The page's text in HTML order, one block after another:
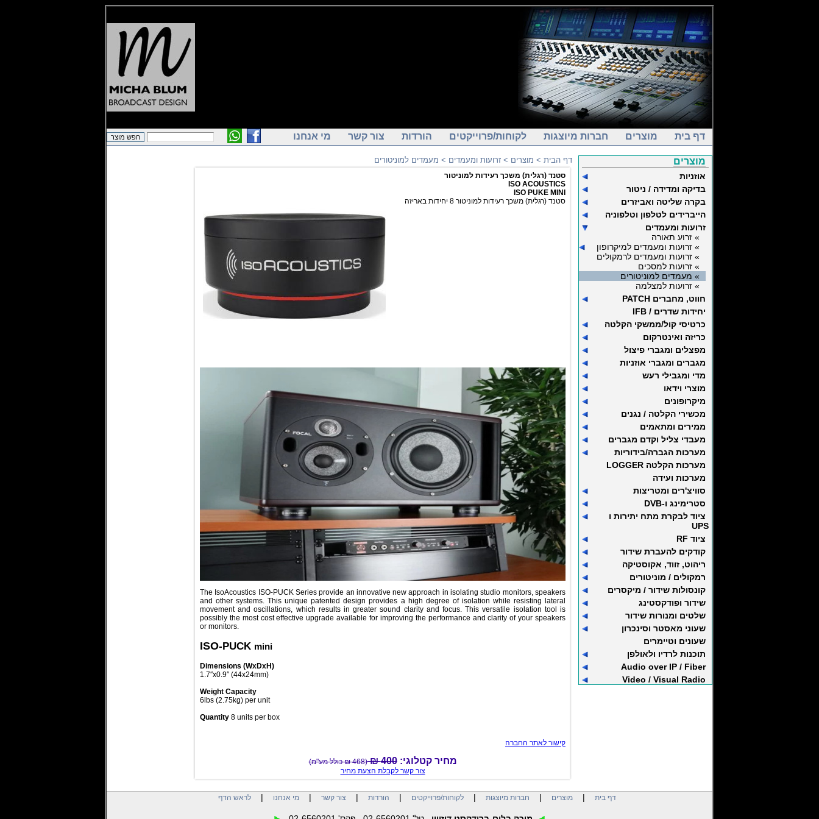
דף בית מוצרים חברות מיוצגות לקוחות/פרוייקטים הורדות צור קשר מי אנחנו
מוצרים
אוזניות
בדיקה ומדידה / ניטור
בקרה שליטה ואביזרים
הייברידים לטלפון וטלפוניה
זרועות ומעמדים
» זרוע תאורה
» זרועות ומעמדים למיקרופון
» זרועות ומעמדים לרמקולים
» זרועות למסכים
» מעמדים למוניטורים
» זרועות למצלמה
חווט, מחברים PATCH
יחידות שדרים / IFB
כרטיסי קול/ממשקי הקלטה
כריזה ואינטרקום
מפצלים ומגברי פיצול
מגברים ומגברי אוזניות
מדי ומגבילי רעש
מוצרי וידאו
מיקרופונים
מכשירי הקלטה / נגנים
ממירים ומתאמים
מעבדי צליל וקדם מגברים
מערכות הגברה/בידוריות
מערכות הקלטה LOGGER
מערכות ועידה
סוויצ'רים ומטריצות
סטרימינג ו-DVB
ציוד לבקרת מתח יתירות ו
UPS
ציוד RF
קודקים להעברת שידור
ריהוט, זווד, אקוסטיקה
רמקולים / מוניטורים
קונסולות שידור / מיקסרים
שידור ופודקסטינג
שלטים ומנורות שידור
שעוני מאסטר וסינכרון
שעונים וטיימרים
תוכנות לרדיו ולאולפן
Audio over IP / Fiber
Video / Visual Radio
דף הבית > מוצרים > זרועות ומעמדים > מעמדים למוניטורים
סטנד (רגלית) משכך רעידות למוניטור
ISO ACOUSTICS
ISO PUKE MINI
סטנד (רגלית) משכך רעידות למוניטור 8 יחידות באריזה
The IsoAcoustics ISO-PUCK Series provide an innovative new approach in isolating studio monitors, speakers
and other systems. This unique patented design provides a high degree of isolation while resisting lateral
movement and oscillations, which results in greater sound clarity and focus. This versatile isolation tool is
possibly the most cost effective upgrade available for improving the performance and clarity of your speakers
or monitors.
ISO-PUCK mini
Dimensions (WxDxH)
1.7″x0.9″ (44x24mm)
Weight Capacity
6lbs (2.75kg) per unit​
Quantity 8 units per box
קישור לאתר החברה
מחיר קטלוגי:400 ₪
(468 ₪ כולל מע"מ)
צור קשר לקבלת הצעת מחיר
דף בית |מוצרים | חברות מיוצגות |לקוחות/פרוייקטים | הורדות | צור קשר |מי אנחנו |לראש הדף